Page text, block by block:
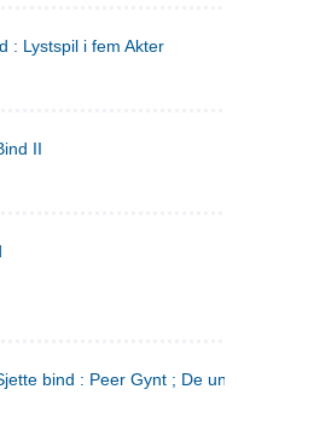
: Lystspil i fem Akter
II
bind : Peer Gynt ; De unges